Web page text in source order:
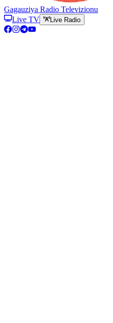
Gagauziya Radio Televizionu
Live TV
Live Radio